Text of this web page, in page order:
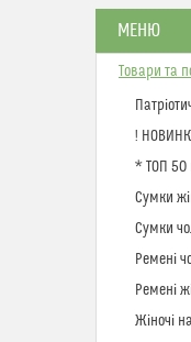
Товари та
!
* ТОП 50
Сумки
Сумки
Ремені
Ремені
Жіночі